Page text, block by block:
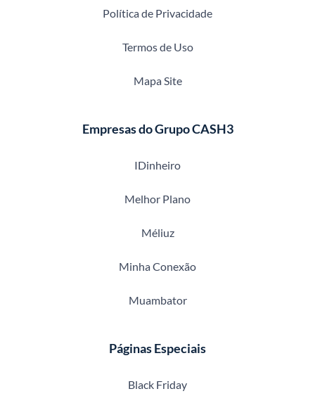
Política de Privacidade
Termos de Uso
Mapa Site
Empresas do Grupo CASH3
IDinheiro
Melhor Plano
Méliuz
Minha Conexão
Muambator
Páginas Especiais
Black Friday